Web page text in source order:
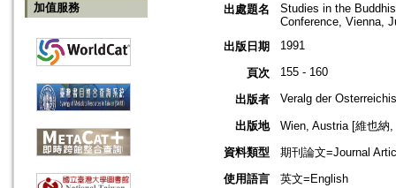
加值服務 出處題名
Studies in the
Conference, Vienna,
出版日期
1991
頁次 155 - 160
出版者 Veralg der
出版地
Wien, Austria [維也納
資料類型
期刊論文=Journal
使用語言
英文=English